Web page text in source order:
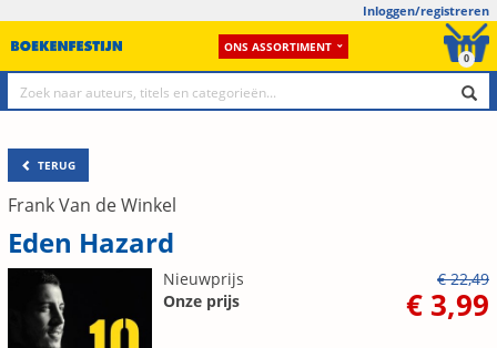
Inloggen/registreren
ONS ASSORTIMENT
0
TERUG
Frank Van de Winkel
Eden Hazard
Nieuwprijs
€ 22,49
Onze prijs
€ 3,99